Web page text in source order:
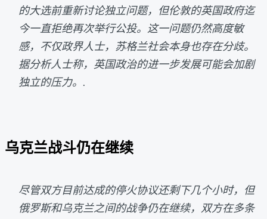
的大选前重新讨论独立问题，但伦敦的英国政府迄
今一直拒绝再次举行公投。这一问题仍然高度敏
感，不仅政界人士，苏格兰社会本身也存在分歧。
据分析人士称，英国政治的进一步发展可能会加剧
独立的压力。.
乌克兰战斗仍在继续
尽管双方目前达成的停火协议还剩下几个小时，但
俄罗斯和乌克兰之间的战争仍在继续，双方在多条